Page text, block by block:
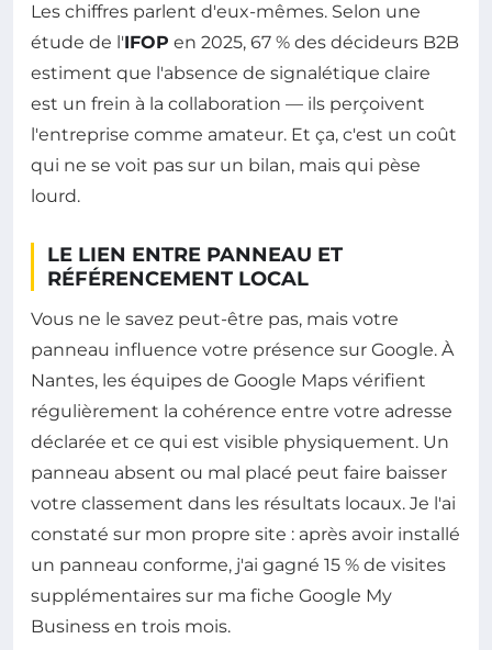
Les chiffres parlent d'eux-mêmes. Selon une
étude de l'IFOP en 2025, 67 % des décideurs B2B
estiment que l'absence de signalétique claire
est un frein à la collaboration — ils perçoivent
l'entreprise comme amateur. Et ça, c'est un coût
qui ne se voit pas sur un bilan, mais qui pèse
lourd.
LE LIEN ENTRE PANNEAU ET
RÉFÉRENCEMENT LOCAL
Vous ne le savez peut-être pas, mais votre
panneau influence votre présence sur Google. À
Nantes, les équipes de Google Maps vérifient
régulièrement la cohérence entre votre adresse
déclarée et ce qui est visible physiquement. Un
panneau absent ou mal placé peut faire baisser
votre classement dans les résultats locaux. Je l'ai
constaté sur mon propre site : après avoir installé
un panneau conforme, j'ai gagné 15 % de visites
supplémentaires sur ma fiche Google My
Business en trois mois.